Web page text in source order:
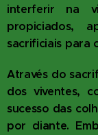
interferir na
propiciados,
sacrificiais para
Através do
dos viventes,
sucesso das
por diante.